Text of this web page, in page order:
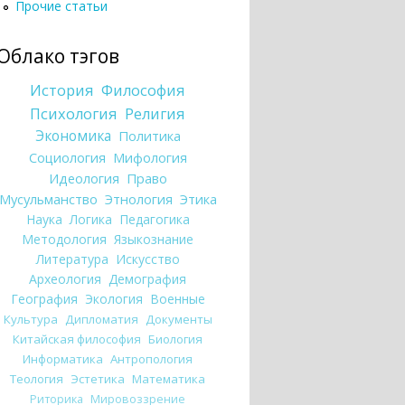
Прочие статьи
тэгов
История Философия
Психология Религия
Экономика Политика
Социология Мифология
Идеология Право
Этнология Этика
Наука Логика Педагогика
Методология Языкознание
Литература Искусство
Археология Демография
География Экология Военные
Культура Дипломатия Документы
Китайская философия Биология
Информатика Антропология
Теология Эстетика Математика
Риторика Мировоззрение